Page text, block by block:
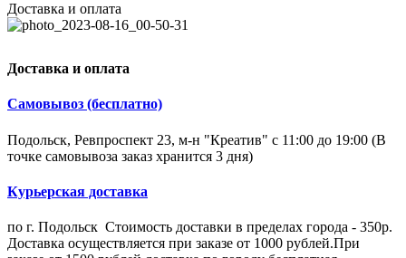
Доставка и оплата
Доставка и оплата
Самовывоз (бесплатно)
Подольск, Ревпроспект 23, м-н "Креатив" с 11:00 до 19:00 (В
точке самовывоза заказ хранится 3 дня)
Курьерская доставка
по г. Подольск Стоимость доставки в пределах города - 350р.
Доставка осуществляется при заказе от 1000 рублей.При